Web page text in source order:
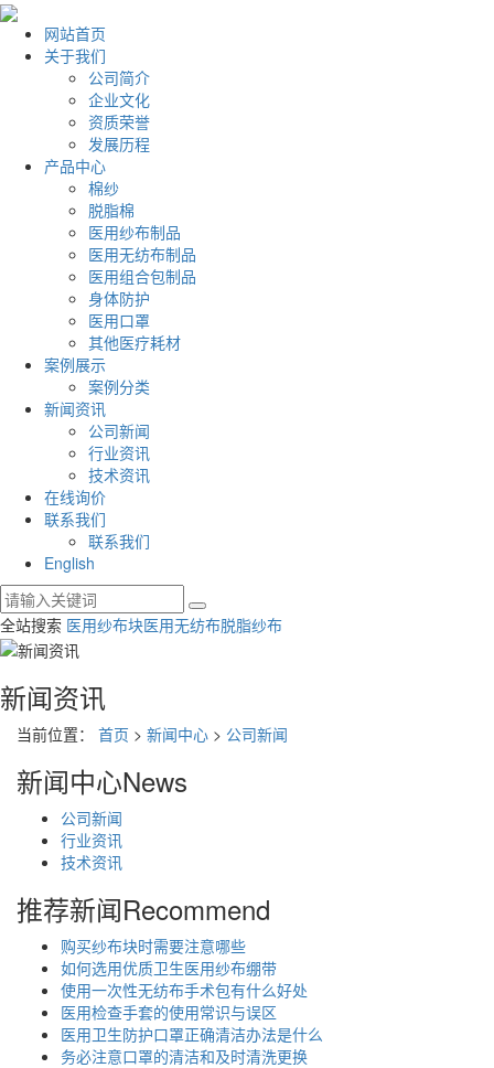
网站首页
关于我们
公司简介
企业文化
资质荣誉
发展历程
产品中心
棉纱
脱脂棉
医用纱布制品
医用无纺布制品
医用组合包制品
身体防护
医用口罩
其他医疗耗材
案例展示
案例分类
新闻资讯
公司新闻
行业资讯
技术资讯
在线询价
联系我们
联系我们
English
全站搜索 医用纱布块医用无纺布脱脂纱布
新闻资讯
当前位置： 首页 > 新闻中心 > 公司新闻
新闻中心News
公司新闻
行业资讯
技术资讯
推荐新闻Recommend
购买纱布块时需要注意哪些
如何选用优质卫生医用纱布绷带
使用一次性无纺布手术包有什么好处
医用检查手套的使用常识与误区
医用卫生防护口罩正确清洁办法是什么
务必注意口罩的清洁和及时清洗更换